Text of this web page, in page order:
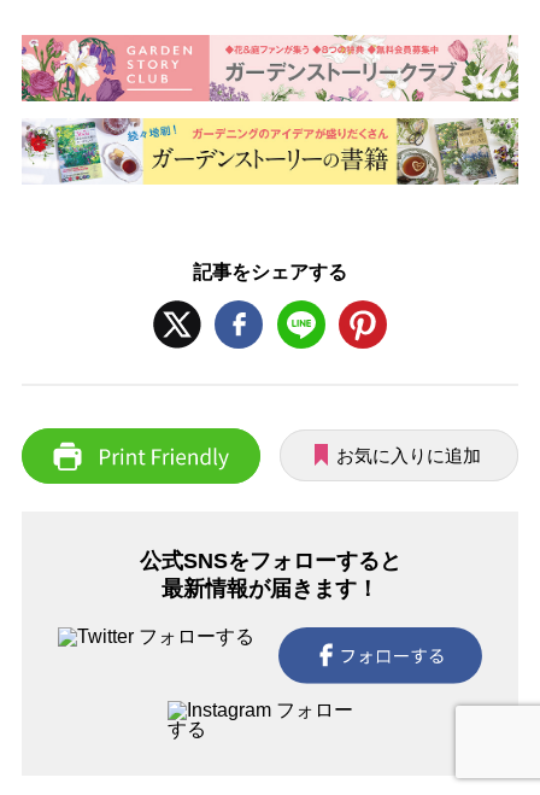
記事をシェアする
お気に入りに追加
公式SNSをフォローすると
最新情報が届きます！